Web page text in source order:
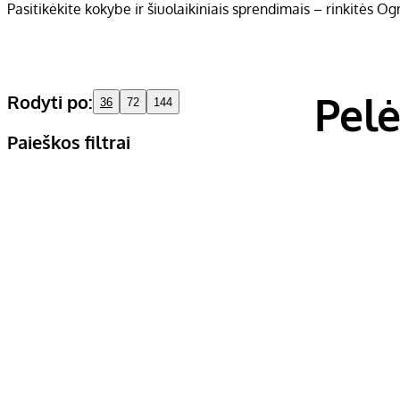
Pasitikėkite kokybe ir šiuolaikiniais sprendimais – rinkitės
Rodyti po: 36 72 144
Paieškos filtrai